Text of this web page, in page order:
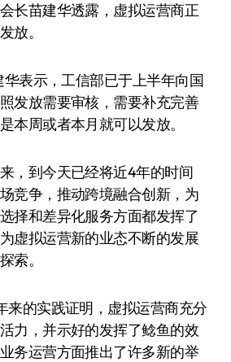
长苗建华透露，虚拟运营商正
放。
华表示，工信部已于上半年向国
发放需要审核，需要补充完善
本周或者本月就可以发放。
，到今天已经将近4年的时间
竞争，推动跨境融合创新，为
择和差异化服务方面都发挥了
虚拟运营新的业态不断的发展
索。
来的实践证明，虚拟运营商充分
力，并示好的发挥了鲶鱼的效
务运营方面推出了许多新的举